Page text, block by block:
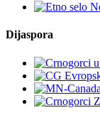
Dijaspora